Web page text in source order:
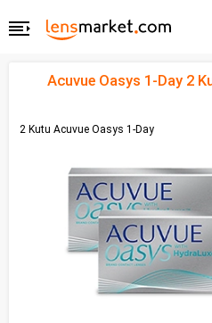
Acuvue Oasys 1-Day 2
2 Kutu Acuvue Oasys 1-Day